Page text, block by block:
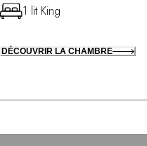
1 lit King
DÉCOUVRIR LA CHAMBRE